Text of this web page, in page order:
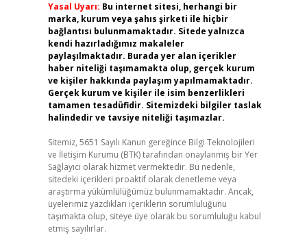
Yasal Uyarı: Bu internet sitesi, herhangi bir
marka, kurum veya şahıs şirketi ile hiçbir
bağlantısı bulunmamaktadır. Sitede yalnızca
kendi hazırladığımız makaleler
paylaşılmaktadır. Burada yer alan içerikler
haber niteliği taşımamakta olup, gerçek kurum
ve kişiler hakkında paylaşım yapılmamaktadır.
Gerçek kurum ve kişiler ile isim benzerlikleri
tamamen tesadüfidir. Sitemizdeki bilgiler taslak
halindedir ve tavsiye niteliği taşımazlar.
Sitemiz, 5651 Sayılı Kanun gereğince Bilgi Teknolojileri
ve İletişim Kurumu (BTK) tarafından onaylanmış bir Yer
Sağlayıcı olarak hizmet vermektedir. Bu nedenle,
sitedeki içerikleri proaktif olarak denetleme veya
araştırma yükümlülüğümüz bulunmamaktadır. Ancak,
üyelerimiz yazdıkları içeriklerin sorumluluğunu
taşımakta olup, siteye üye olarak bu sorumluluğu kabul
etmiş sayılırlar.